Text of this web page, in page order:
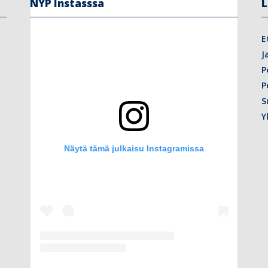
NYP Instasssa
Näytä tämä julkaisu Instagramissa